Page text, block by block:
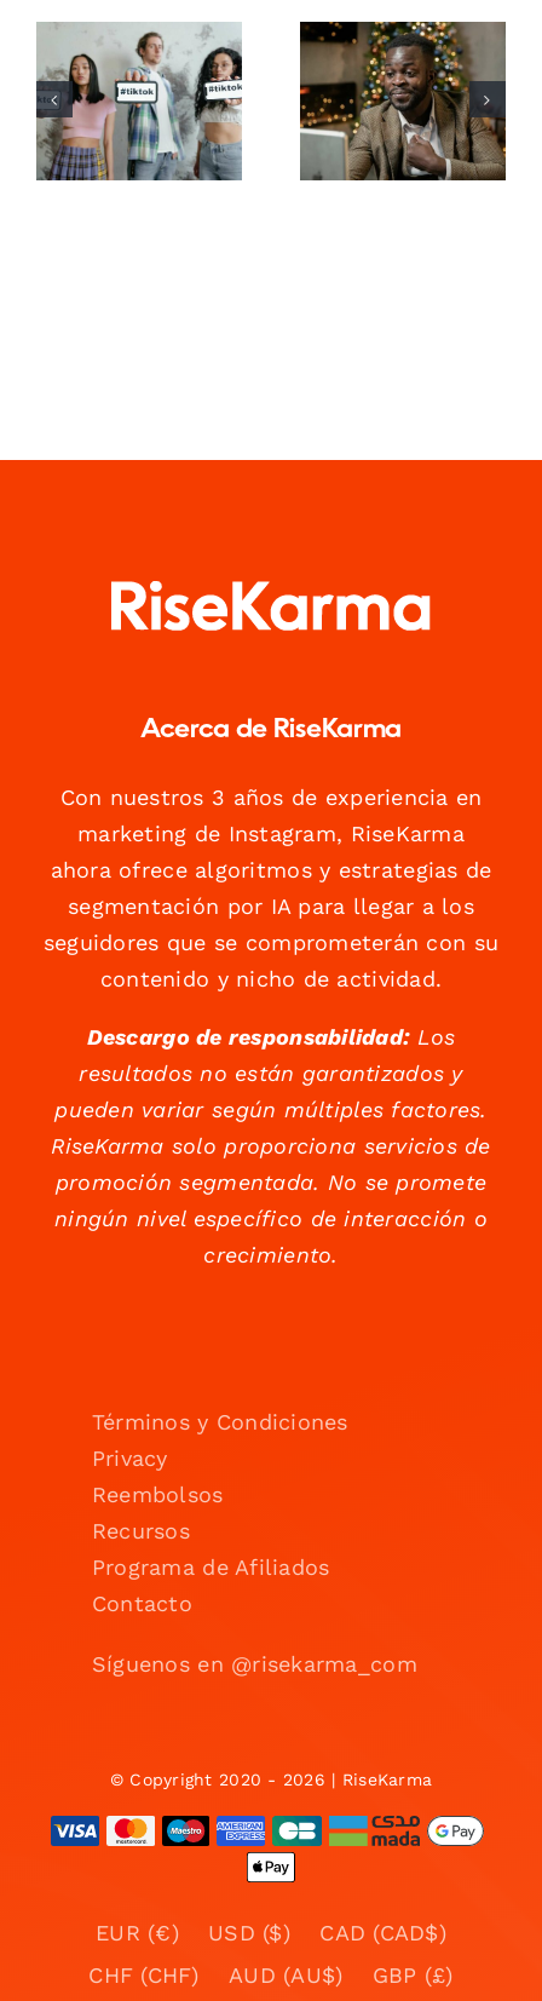
Mejores
aplicaciones
de edición
de video
para crear
masterpieces
Cómo
ocultar
seguidores
en LinkedIn
para
preservar la
Acerca de RiseKarma
Con nuestros 3 años de experiencia en
marketing de Instagram, RiseKarma
ahora ofrece algoritmos y estrategias de
segmentación por IA para llegar a los
seguidores que se comprometerán con su
contenido y nicho de actividad.
Descargo de responsabilidad:Los
resultados no están garantizados y
pueden variar según múltiples factores.
RiseKarma solo proporciona servicios de
promoción segmentada. No se promete
ningún nivel específico de interacción o
crecimiento.
Términos y Condiciones
Privacy
Reembolsos
Recursos
Programa de Afiliados
Contacto
Síguenos en @risekarma_com
© Copyright 2020 - 2026 | RiseKarma
EUR (€) USD ($)
CAD (CAD$)
CHF (CHF)
AUD (AU$)
GBP (£)